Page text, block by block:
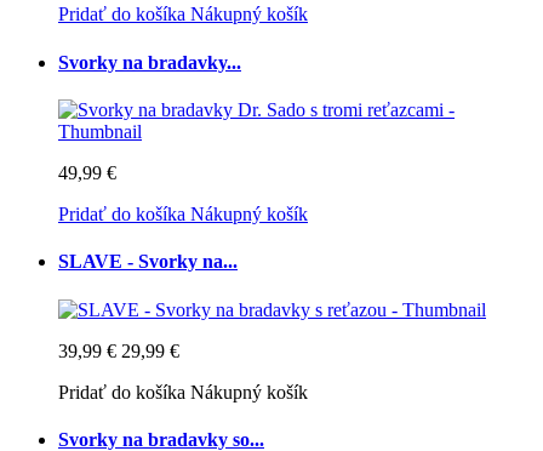
Pridať do košíka Nákupný košík
Svorky na bradavky...
49,99 €
Pridať do košíka Nákupný košík
SLAVE - Svorky na...
39,99 € 29,99 €
Pridať do košíka Nákupný košík
Svorky na bradavky so...